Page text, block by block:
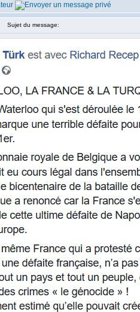
Sujet du message: